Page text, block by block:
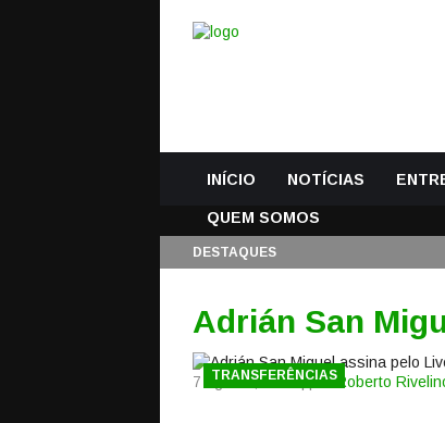
INÍCIO NOTÍCIAS
QUEM SOMOS
DESTAQUES
Adrián San
7 Agosto, 2019 | porRoberto
TRANSFERÊNCIAS